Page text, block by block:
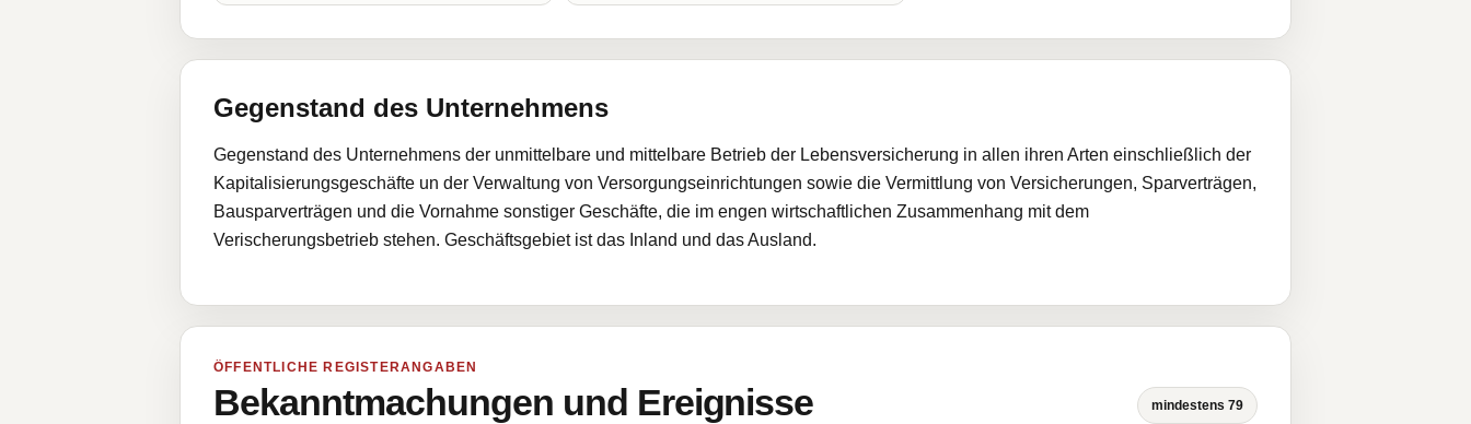
Gegenstand des Unternehmens
Gegenstand des Unternehmens der unmittelbare und mittelbare Betrieb der Lebensversicherung in allen ihren Arten einschließlich der
Kapitalisierungsgeschäfte un der Verwaltung von Versorgungseinrichtungen sowie die Vermittlung von Versicherungen, Sparverträgen,
Bausparverträgen und die Vornahme sonstiger Geschäfte, die im engen wirtschaftlichen Zusammenhang mit dem
Verischerungsbetrieb stehen. Geschäftsgebiet ist das Inland und das Ausland.
ÖFFENTLICHE REGISTERANGABEN
Bekanntmachungen und Ereignisse mindestens 79